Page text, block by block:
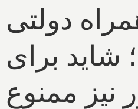
دولتی
شاید برای
ممنوع